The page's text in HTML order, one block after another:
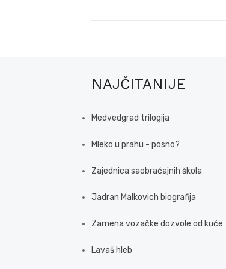
NAJČITANIJE
Medvedgrad trilogija
Mleko u prahu - posno?
Zajednica saobraćajnih škola
Jadran Malkovich biografija
Zamena vozačke dozvole od kuće
Lavaš hleb